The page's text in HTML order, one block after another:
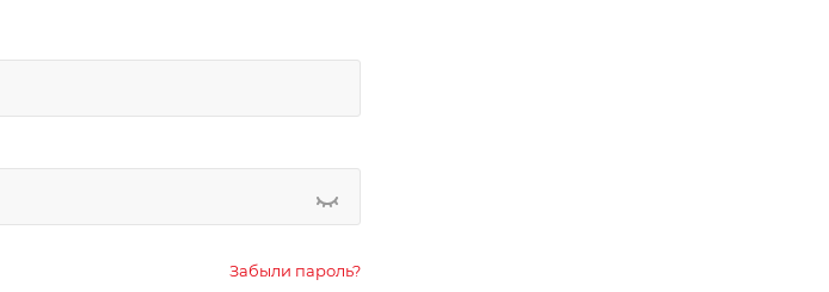
Забыли пароль?